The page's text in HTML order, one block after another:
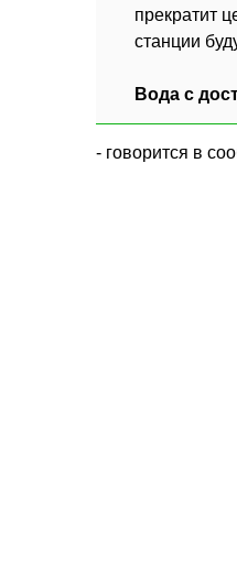
прекратит
станции
Вода с
- говорится в